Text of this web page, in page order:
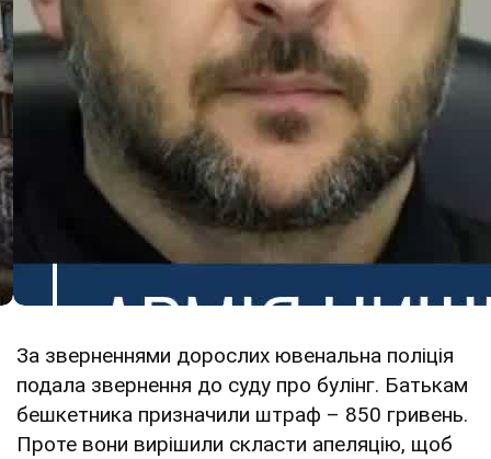
За зверненнями дорослих ювенальна поліція
подала звернення до суду про булінг. Батькам
бешкетника призначили штраф – 850 гривень.
Проте вони вирішили скласти апеляцію, щоб